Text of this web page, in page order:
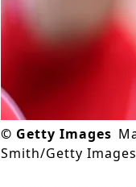
© Getty Images
Smith/Getty